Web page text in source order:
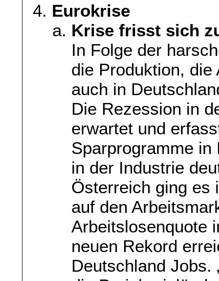
Eurokrise
Krise frisst sich
In Folge der
die Produktion,
auch in
Die Rezession in
erwartet und
Sparprogramme in
in der Industrie
Österreich ging es
auf den
Arbeitslosenquote
neuen Rekord
Deutschland Jobs.